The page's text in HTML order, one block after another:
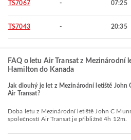
TS7067 - 07:25
TS7043 - 20:35
FAQ o letu Air Transat z Mezinárodní
Hamilton do Kanada
Jak dlouhý je let z Mezinárodní letiště John
Air Transat?
Doba letu z Mezinárodní letiště John C Munro Hamilton do Kanada se
společností Air Transat je přibližně 4h 12m.